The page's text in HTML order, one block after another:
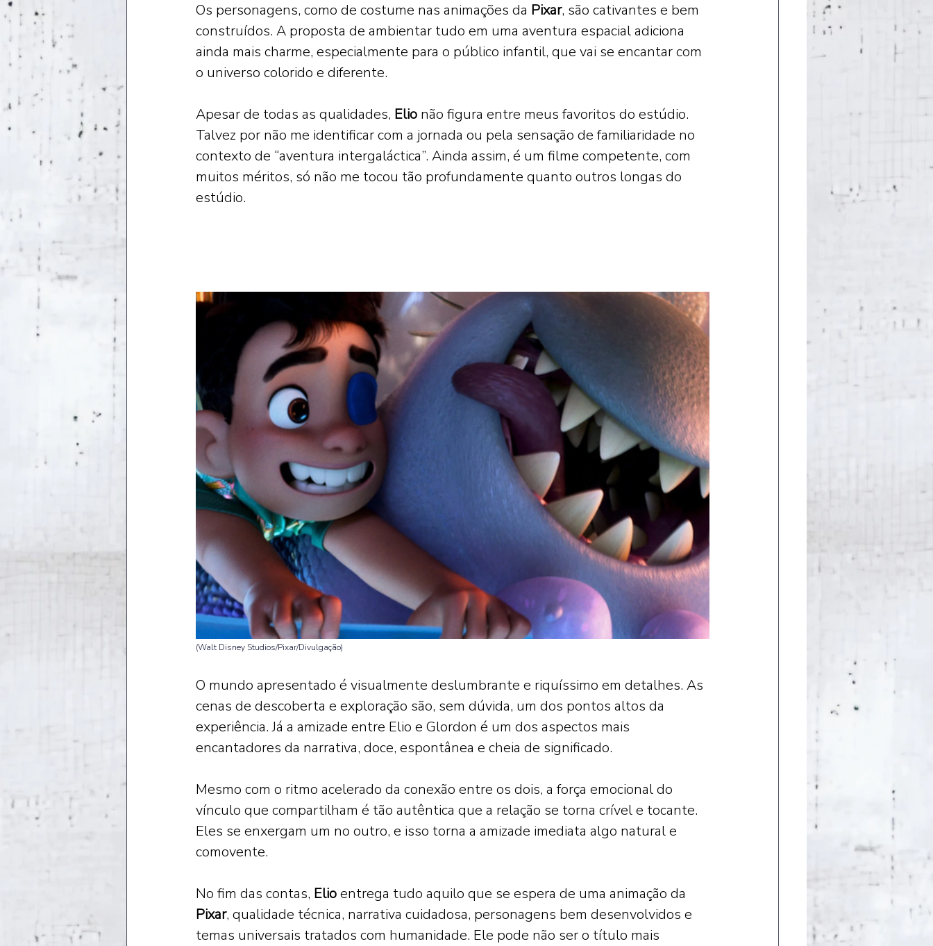
Os personagens, como de costume nas animações da Pixar, são cativantes e bem
construídos. A proposta de ambientar tudo em uma aventura espacial adiciona
ainda mais charme, especialmente para o público infantil, que vai se encantar com
o universo colorido e diferente.
Apesar de todas as qualidades, Elio não figura entre meus favoritos do estúdio.
Talvez por não me identificar com a jornada ou pela sensação de familiaridade no
contexto de “aventura intergaláctica”. Ainda assim, é um filme competente, com
muitos méritos, só não me tocou tão profundamente quanto outros longas do
estúdio.
(Walt Disney Studios/Pixar/Divulgação)
O mundo apresentado é visualmente deslumbrante e riquíssimo em detalhes. As
cenas de descoberta e exploração são, sem dúvida, um dos pontos altos da
experiência. Já a amizade entre Elio e Glordon é um dos aspectos mais
encantadores da narrativa, doce, espontânea e cheia de significado.
Mesmo com o ritmo acelerado da conexão entre os dois, a força emocional do
vínculo que compartilham é tão autêntica que a relação se torna crível e tocante.
Eles se enxergam um no outro, e isso torna a amizade imediata algo natural e
comovente.
No fim das contas, Elio entrega tudo aquilo que se espera de uma animação da
Pixar, qualidade técnica, narrativa cuidadosa, personagens bem desenvolvidos e
temas universais tratados com humanidade. Ele pode não ser o título mais